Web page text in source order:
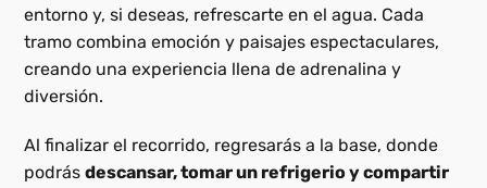
entorno y, si deseas, refrescarte en el agua. Cada
tramo combina emoción y paisajes espectaculares,
creando una experiencia llena de adrenalina y
diversión.
Al finalizar el recorrido, regresarás a la base, donde
podrásdescansar, tomar un refrigerio y compartir